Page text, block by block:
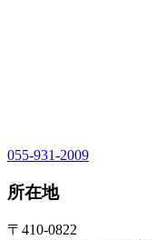
055-931-2009
所在地
〒410-0822